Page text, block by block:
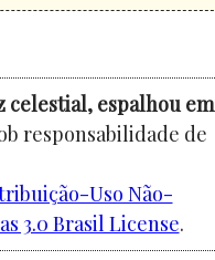
celestial, espalhou em
responsabilidade de
Uso Não-
3.0 Brasil License.